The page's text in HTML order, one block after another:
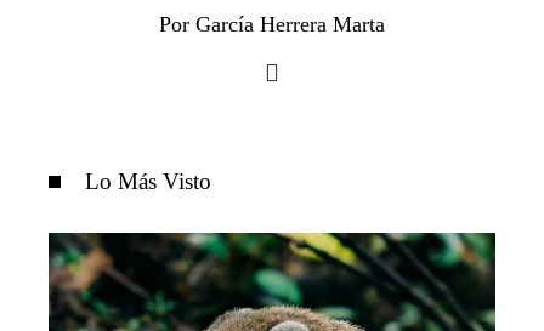
Por García Herrera Marta
Lo Más Visto